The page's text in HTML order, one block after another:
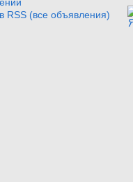
RSS (все объявления)